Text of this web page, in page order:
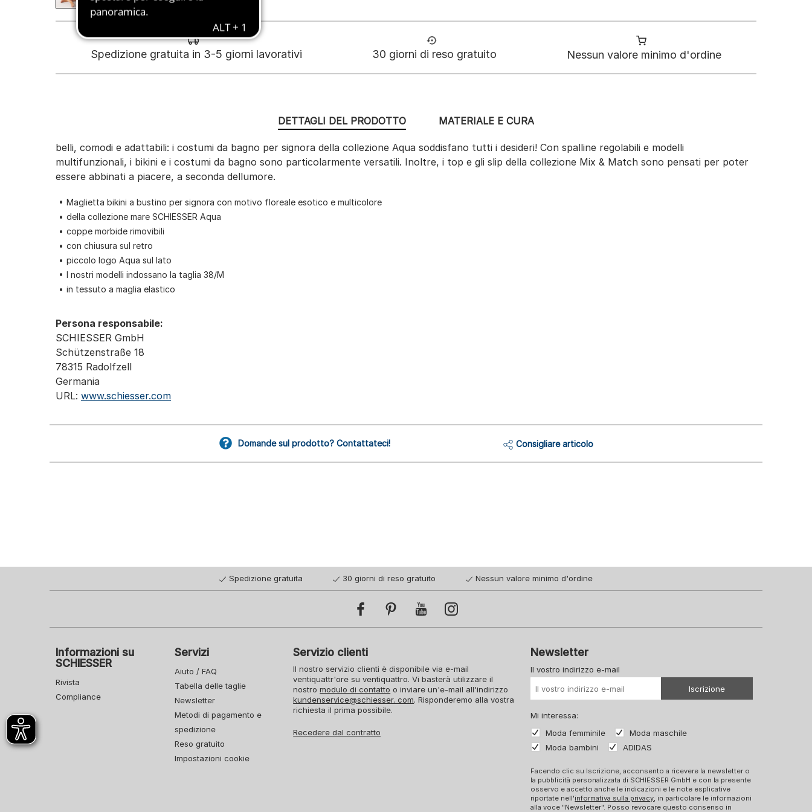
Spedizione gratuita in 3-5 giorni lavorativi 30 giorni di reso gratuito Nessun valore minimo d'ordine
DETTAGLI DEL PRODOTTO
belli, comodi e adattabili: i costumi da bagno per signora della collezione Aqua soddisfano tutti i desideri! Con spalline regolabili e modelli
multifunzionali, i bikini e i costumi da bagno sono particolarmente versatili. Inoltre, i top e gli slip della collezione Mix & Match sono pensati per poter
essere abbinati a piacere, a seconda dellumore.
Maglietta bikini a bustino per signora con motivo floreale esotico e multicolore
della collezione mare SCHIESSER Aqua
coppe morbide rimovibili
con chiusura sul retro
piccolo logo Aqua sul lato
I nostri modelli indossano la taglia 38/M
in tessuto a maglia elastico
Persona responsabile:
SCHIESSER GmbH
Schützenstraße 18
78315 Radolfzell
Germania
URL: www.schiesser.com
MATERIALE E CURA
Domande sul prodotto? Contattateci! Consigliare articolo
Spedizione gratuita 30 giorni di reso gratuito Nessun valore minimo d'ordine
Informazioni su
SCHIESSER
Rivista
Compliance
Servizi
Aiuto / FAQ
Tabella delle taglie
Newsletter
Metodi di pagamento e
spedizione
Reso gratuito
Impostazioni cookie
Servizio clienti
Il nostro servizio clienti è disponibile via e-mail
ventiquattr'ore su ventiquattro. Vi basterà utilizzare il
nostromodulo di contatto o inviare un'e-mail all'indirizzo
kundenservice@schiesser. com. Risponderemo alla vostra
richiesta il prima possibile.
Recedere dal contratto
Newsletter
Il vostro indirizzo e-mail
Iscrizione
Mi interessa:
Moda femminile
Moda maschile
Moda bambini
ADIDAS
Facendo clic su Iscrizione, acconsento a ricevere la newsletter o
la pubblicità personalizzata di SCHIESSER GmbH e con la presente
osservo e accetto anche le indicazioni e le note esplicative
riportate nell'informativa sulla privacy, in particolare le informazioni
alla voce "Newsletter". Posso revocare questo consenso in